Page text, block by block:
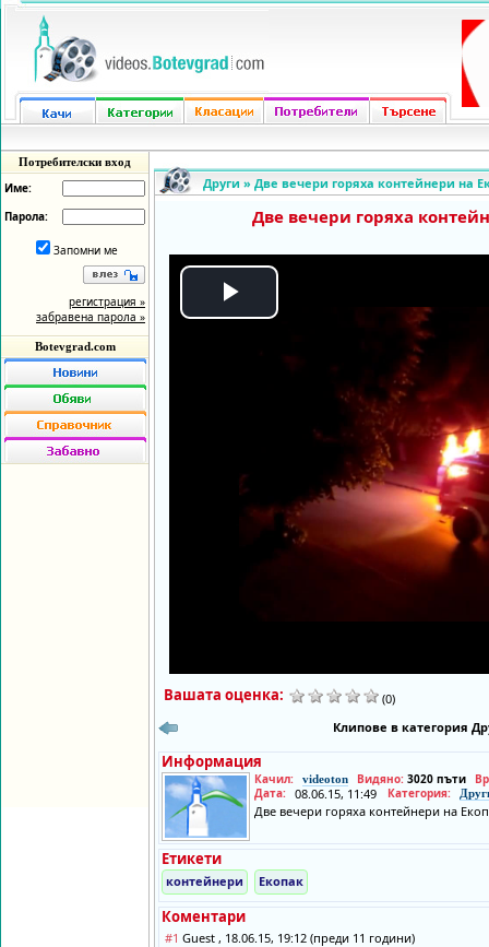
Потребителски вход
Име:
Парола:
Запомни ме
регистрация »
забравена парола »
Botevgrad.com
Други » Две вечери горяха контейнери на
Две вечери горяха
Play
Video
Вашата оценка:
(0)
Клипове в категория
Информация
Качил: videoton Видяно: 3020 пъти
Дата: 08.06.15, 11:49 Категория:
Две вечери горяха контейнери на
Етикети
контейнери Екопак
Коментари
#1 Guest , 18.06.15, 19:12 (преди 11 години)